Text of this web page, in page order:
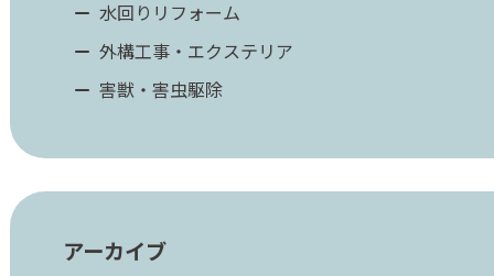
水回りリフォーム
外構工事・エクステリア
害獣・害虫駆除
アーカイブ